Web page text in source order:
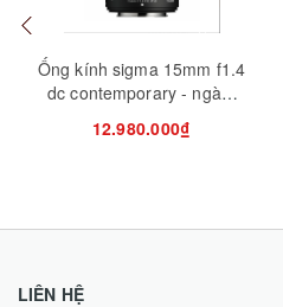
Ống kính sigma 15mm f1.4
dc contemporary - ngàm
12.980.000₫
LIÊN HỆ